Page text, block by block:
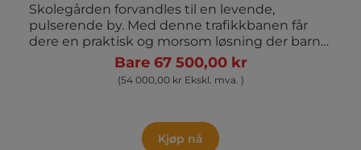
Skolegården forvandles til en levende,
pulserende by. Med denne trafikkbanen får
dere en praktisk og morsom løsning der barna
lages i 5 cm hvit termoplast – akkurat som
dem som brukes på ekte veier. På asfalt holder
12 meter bane (kan tilpasses etter behov), piler
og veimerkinger, 3 parkeringsplasser,
Bare 67 500,00 kr
(54 000,00 kr Ekskl. mva. )
Kjøp nå